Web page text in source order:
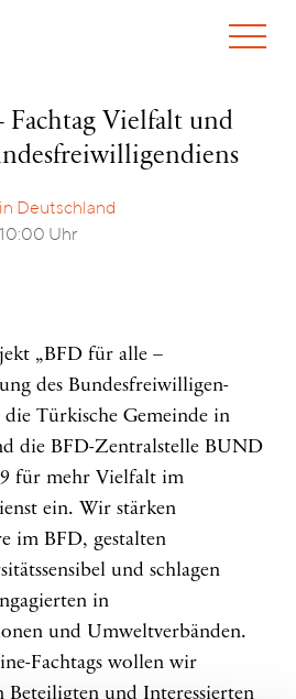
WIE WIR ARBEITEN
ARBEITEN BEI CLAIM
WAS WIR TUN
Fachtag Vielfalt und
Deutschland
Uhr
„BFD für alle –
des Bundesfreiwilligen-
die Türkische Gemeinde in
die BFD-Zentralstelle BUND
für mehr Vielfalt im
ein. Wir stärken
im BFD, gestalten
und schlagen
in
und Umweltverbänden.
Fachtags wollen wir
Beteiligten und Interessierten